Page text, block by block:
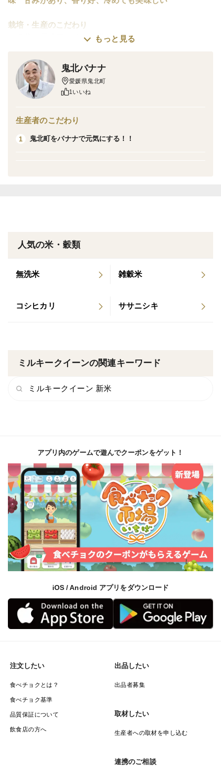
栽培・生産のこだわり
農薬は最小限に抑える栽培をしています
産地の特徴 愛媛県の軽井沢
「緑と清流の町」 鬼北町で朝夕の寒暖差があり、美味
品種の特徴
上がれるお米です。
もっと見る
鬼北バナナ
愛媛県鬼北町
1いいね
生産者のこだわり
1 鬼北町をバナナで元気にする！！
人気の米・穀類
無洗米 雑穀米
コシヒカリ ササニシキ
ミルキークイーンの関連キーワード
ミルキークイーン 新米
アプリ内のゲームで遊んでクーポンをゲット！
iOS / Android アプリをダウンロード
注文したい
食べチョクとは？
食べチョク基準
品質保証について
飲食店の方へ
出品したい
出品者募集
取材したい
生産者への取材を申し込む
連携のご相談